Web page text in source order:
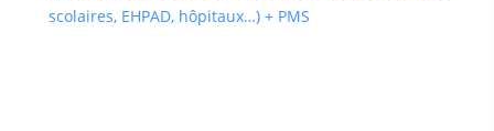
scolaires, EHPAD, hôpitaux…) + PMS